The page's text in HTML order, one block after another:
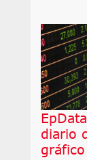
diario
gráfico